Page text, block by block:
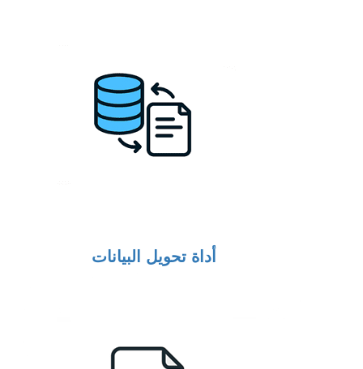
أداة تحويل البيانات